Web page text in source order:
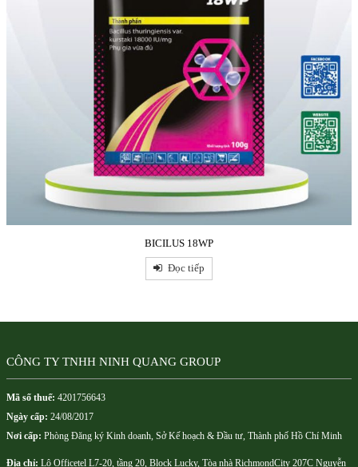
BICILUS 18WP
Đọc tiếp
CÔNG TY TNHH NINH QUANG GROUP
Mã số thuế: 4201756643
Ngày cấp: 24/08/2017
Nơi cấp: Phòng Đăng ký Kinh doanh, Sở Kế hoạch & Đầu tư, Thành phố Hồ Chí Minh
Địa chỉ: Lô Officetel L7-20, tầng 20, Block Lucky, Tòa nhà RichmondCity 207C Nguyễn